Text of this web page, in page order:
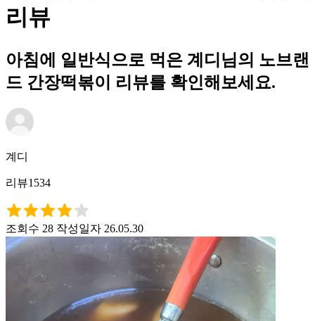
리뷰
아침에 일반식으로 먹은 계디님의 노브랜
드 간장떡볶이 리뷰를 확인해보세요.
계디
리뷰1534
조회수 28 작성일자 26.05.30